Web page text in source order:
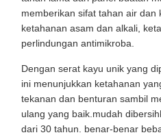
memberikan sifat tahan air dan
ketahanan asam dan alkali,
perlindungan antimikroba.
Dengan serat kayu unik yang
ini menunjukkan ketahanan
tekanan dan benturan sambil
ulang yang baik.mudah
dari 30 tahun. benar-benar